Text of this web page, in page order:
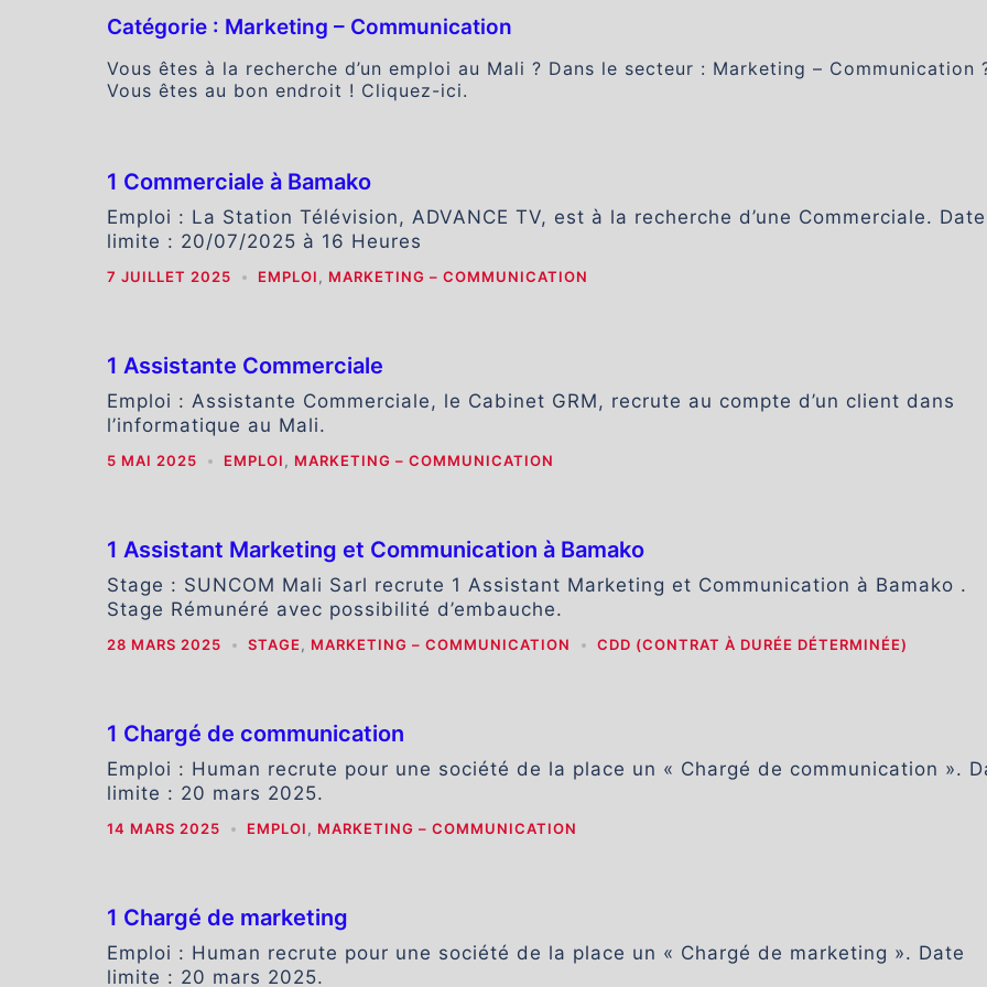
Catégorie : Marketing – Communication
Vous êtes à la recherche d’un emploi au Mali ? Dans le secteur : Marketing – Communication
Vous êtes au bon endroit ! Cliquez-ici.
1 Commerciale à Bamako
Emploi : La Station Télévision, ADVANCE TV, est à la recherche d’une Commerciale. Date
limite : 20/07/2025 à 16 Heures
7 JUILLET 2025 EMPLOI , MARKETING – COMMUNICATION
1 Assistante Commerciale
Emploi : Assistante Commerciale, le Cabinet GRM, recrute au compte d’un client dans
l’informatique au Mali.
5 MAI 2025 EMPLOI , MARKETING – COMMUNICATION
1 Assistant Marketing et Communication à Bamako
Stage : SUNCOM Mali Sarl recrute 1 Assistant Marketing et Communication à Bamako .
Stage Rémunéré avec possibilité d’embauche.
28 MARS 2025 STAGE , MARKETING – COMMUNICATION CDD (CONTRAT À DURÉE DÉTERMINÉE)
1 Chargé de communication
Emploi : Human recrute pour une société de la place un « Chargé de communication ».
limite : 20 mars 2025.
14 MARS 2025 EMPLOI , MARKETING – COMMUNICATION
1 Chargé de marketing
Emploi : Human recrute pour une société de la place un « Chargé de marketing ». Date
limite : 20 mars 2025.